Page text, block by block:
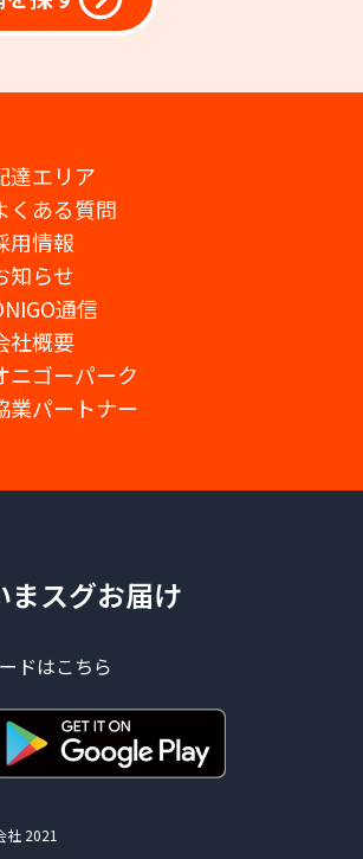
達エリア
くある質問
用情報
知らせ
通信
社概要
ニゴーパーク
業パートナー
まスグお届け
ドはこちら
社 2021